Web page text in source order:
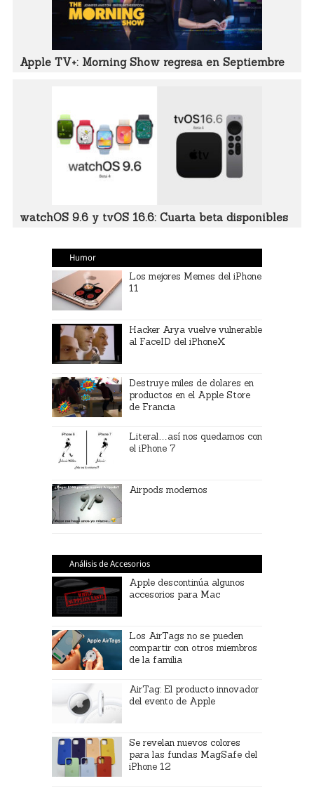
Apple TV+: Morning Show regresa en Septiembre
watchOS 9.6 y tvOS 16.6: Cuarta beta disponibles
Humor
Los mejores Memes del iPhone
11
Hacker Arya vuelve vulnerable
al FaceID del iPhoneX
Destruye miles de dolares en
productos en el Apple Store
de Francia
Literal…así nos quedamos con
el iPhone 7
Airpods modernos
Análisis de Accesorios
Apple descontinúa algunos
accesorios para Mac
Los AirTags no se pueden
compartir con otros miembros
de la familia
AirTag: El producto innovador
del evento de Apple
Se revelan nuevos colores
para las fundas MagSafe del
iPhone 12